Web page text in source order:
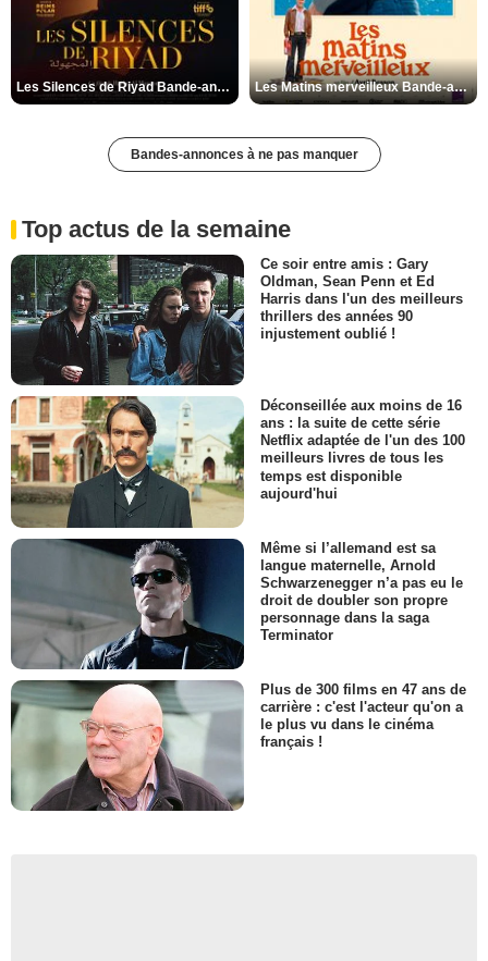
Les Silences de Riyad Bande-annonce VO STFR Les Matins merveilleux Bande-annonce VF
Bandes-annonces à ne pas manquer
Top actus de la semaine
Ce soir entre amis : Gary
Oldman, Sean Penn et Ed
Harris dans l'un des meilleurs
thrillers des années 90
injustement oublié !
Déconseillée aux moins de 16
ans : la suite de cette série
Netflix adaptée de l'un des 100
meilleurs livres de tous les
temps est disponible
aujourd'hui
Même si l’allemand est sa
langue maternelle, Arnold
Schwarzenegger n’a pas eu le
droit de doubler son propre
personnage dans la saga
Terminator
Plus de 300 films en 47 ans de
carrière : c'est l'acteur qu'on a
le plus vu dans le cinéma
français !